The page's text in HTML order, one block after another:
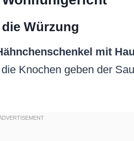
Würzung
mit
Knochen geben der